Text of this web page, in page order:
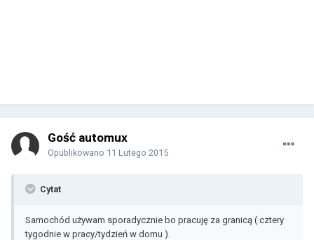
Gość automux
Opublikowano 11 Lutego 2015
Cytat
Samochód używam sporadycznie bo pracuję za granicą ( cztery
tygodnie w pracy/tydzień w domu ).